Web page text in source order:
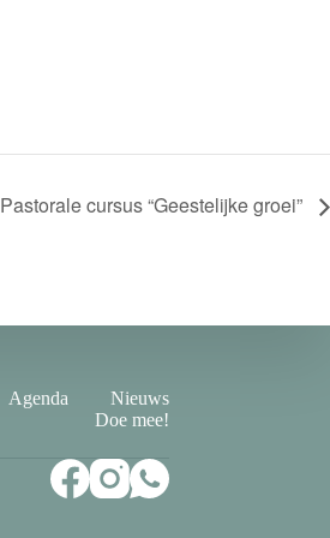
Pastorale cursus “Geestelijke groei”
Agenda
Nieuws
Doe mee!